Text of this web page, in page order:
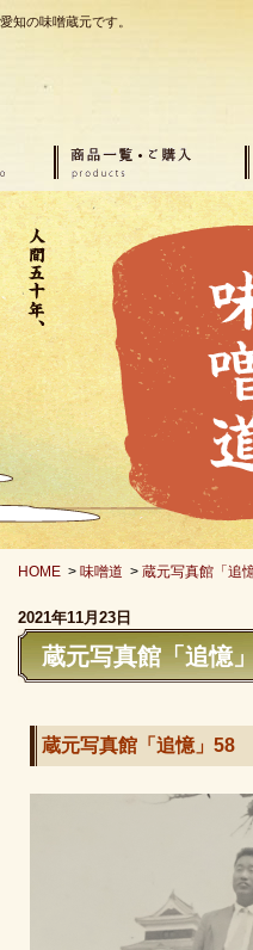
知の味噌蔵元です。
HOME > 味噌道 > 蔵元写真館「追憶
2021年11月23日
蔵元写真館「追憶
蔵元写真館「追憶」58